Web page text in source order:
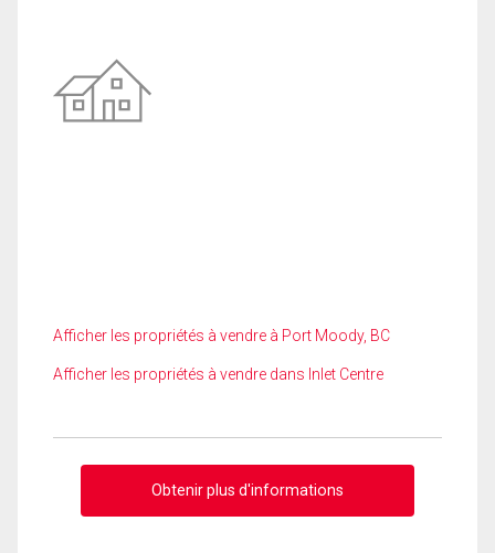
Afficher les propriétés à vendre à Port Moody, BC
Afficher les propriétés à vendre dans Inlet Centre
Obtenir plus d'informations